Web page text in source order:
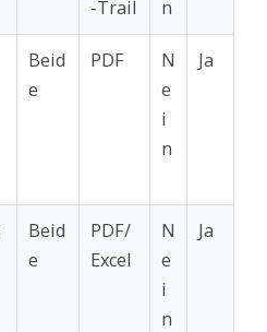
-Trail
n
Beid
e
PDF
N
e
i
n
Ja
Beid
e
PDF/
Excel
N
e
i
n
Ja